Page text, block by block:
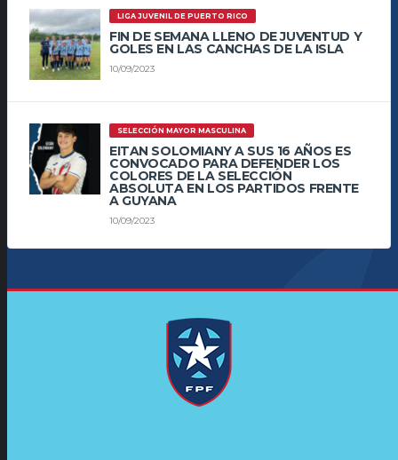
LIGA JUVENIL DE PUERTO RICO
FIN DE SEMANA LLENO DE JUVENTUD Y
GOLES EN LAS CANCHAS DE LA ISLA
10/09/2023
SELECCIÓN MAYOR MASCULINA
EITAN SOLOMIANY A SUS 16 AÑOS ES
CONVOCADO PARA DEFENDER LOS
COLORES DE LA SELECCIÓN
ABSOLUTA EN LOS PARTIDOS FRENTE
A GUYANA
10/09/2023